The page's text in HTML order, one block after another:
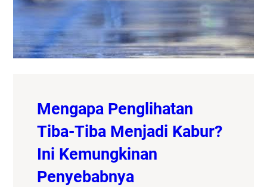
Mengapa Penglihatan
Tiba-Tiba Menjadi Kabur?
Ini Kemungkinan
Penyebabnya